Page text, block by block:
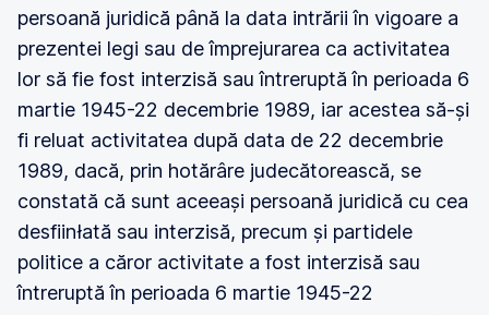
persoană juridică până la data intrării în vigoare a
prezentei legi sau de împrejurarea ca activitatea
lor să fie fost interzisă sau întreruptă în perioada 6
martie 1945-22 decembrie 1989, iar acestea să-și
fi reluat activitatea după data de 22 decembrie
1989, dacă, prin hotărâre judecătorească, se
constată că sunt aceeași persoană juridică cu cea
desfiinłată sau interzisă, precum și partidele
politice a căror activitate a fost interzisă sau
întreruptă în perioada 6 martie 1945-22